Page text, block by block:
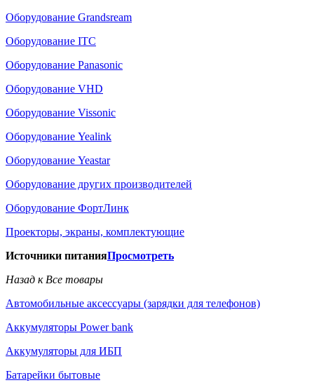
Оборудование Grandsream
Оборудование ITC
Оборудование Panasonic
Оборудование VHD
Оборудование Vissonic
Оборудование Yealink
Оборудование Yeastar
Оборудование других производителей
Оборудование ФортЛинк
Проекторы, экраны, комплектующие
Источники питанияПросмотреть
Назад к Все товары
Автомобильные аксессуары (зарядки для телефонов)
Аккумуляторы Power bank
Аккумуляторы для ИБП
Батарейки бытовые